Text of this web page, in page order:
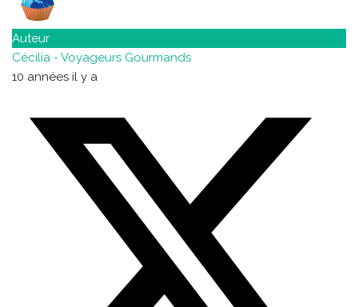
Auteur
Cécilia - Voyageurs Gourmands
10 années il y a